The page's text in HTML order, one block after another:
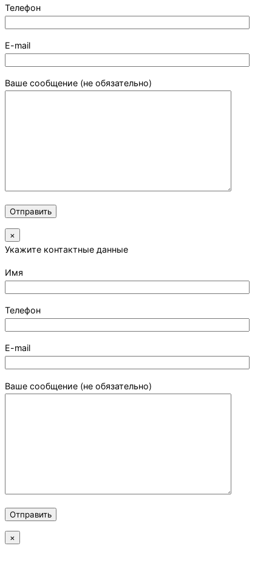
Телефон
E-mail
Ваше сообщение (не обязательно)
×
Укажите контактные данные
Имя
Телефон
E-mail
Ваше сообщение (не обязательно)
×